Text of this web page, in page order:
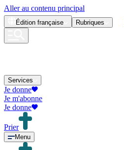
Aller au contenu principal
Édition française Rubriques
Services
Je donne
Je m'abonne
Je donne
Prier
Menu